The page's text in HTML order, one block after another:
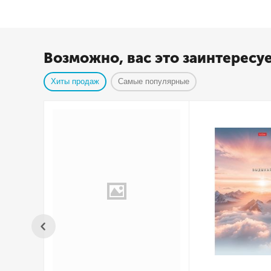
Возможно, вас это
Хиты продаж Самые популярные